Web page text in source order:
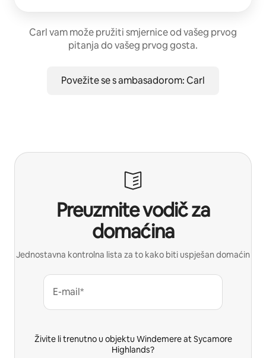
Carl vam može pružiti smjernice od vašeg prvog
pitanja do vašeg prvog gosta.
Povežite se s ambasadorom: Carl
Preuzmite vodič za
domaćina
Jednostavna kontrolna lista za to kako biti uspješan domaćin
E-mail*
Živite li trenutno u objektu Windemere at Sycamore
Highlands?